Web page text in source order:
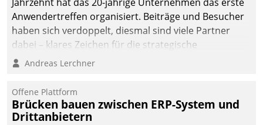
Anwendertreffen organisiert. Beiträge und Besucher
haben sich verdoppelt, diesmal sind viele Partner
dabei – klares Zeichen für die strategische
Fokussierung auf den Kunden.
Andreas Lerchner
Offene Plattform
Brücken bauen zwischen ERP-System und
Drittanbietern